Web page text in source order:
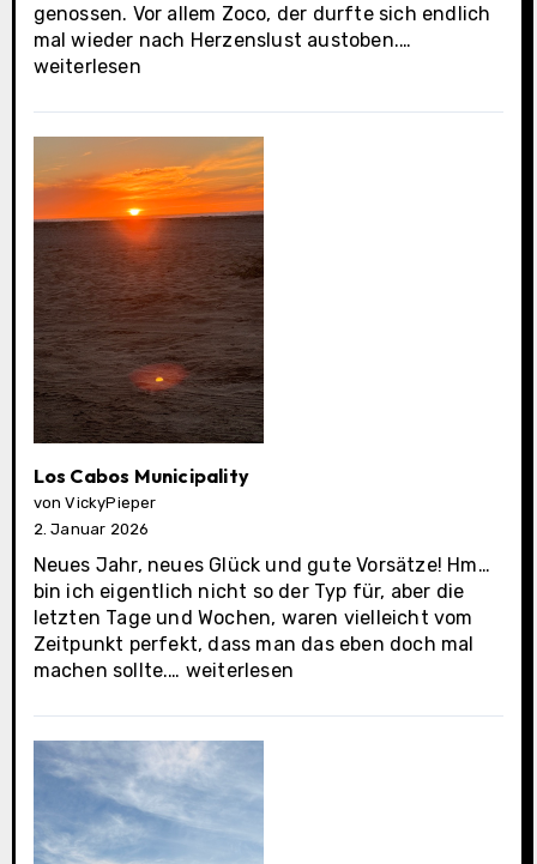
genossen. Vor allem Zoco, der durfte sich endlich
mal wieder nach Herzenslust austoben.…
weiterlesen
Los Cabos Municipality
von VickyPieper
2. Januar 2026
Neues Jahr, neues Glück und gute Vorsätze! Hm…
bin ich eigentlich nicht so der Typ für, aber die
letzten Tage und Wochen, waren vielleicht vom
Zeitpunkt perfekt, dass man das eben doch mal
machen sollte.… Los
Municipality
weiterlesen